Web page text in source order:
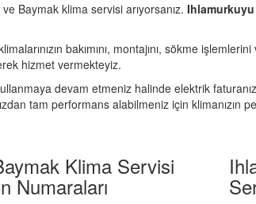
Baymak klima servisi arıyorsanız.
bakımını, montajını, sökme
hizmet vermekteyiz.
kullanmaya devam etmeniz halinde elektrik
tam performans alabilmeniz için klimanızın
Klima Servisi
Numaraları